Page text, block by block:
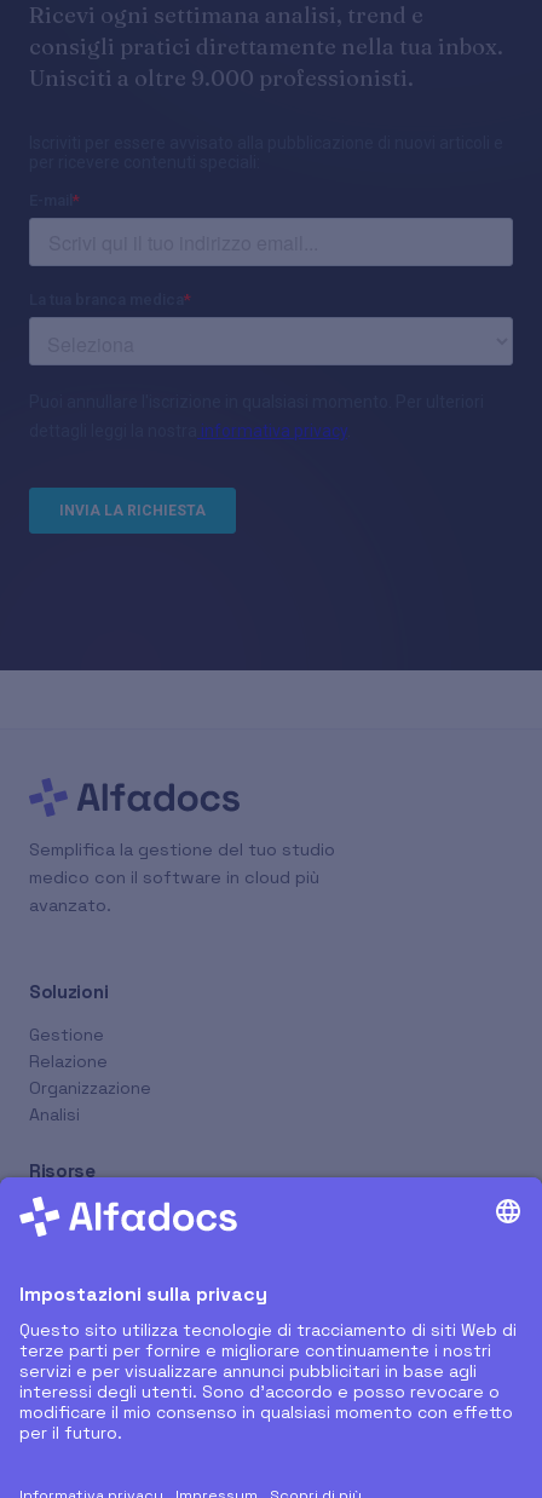
Ricevi ogni settimana analisi, trend e
consigli pratici direttamente nella tua inbox.
Unisciti a oltre 9.000 professionisti.
Semplifica la gestione del tuo studio
medico con il software in cloud più
avanzato.
Soluzioni
Gestione
Relazione
Organizzazione
Analisi
Risorse
Nuovi Rilasci
Supporto Remoto
Blog
Prenota Online
Azienda
Chi Siamo
Partner